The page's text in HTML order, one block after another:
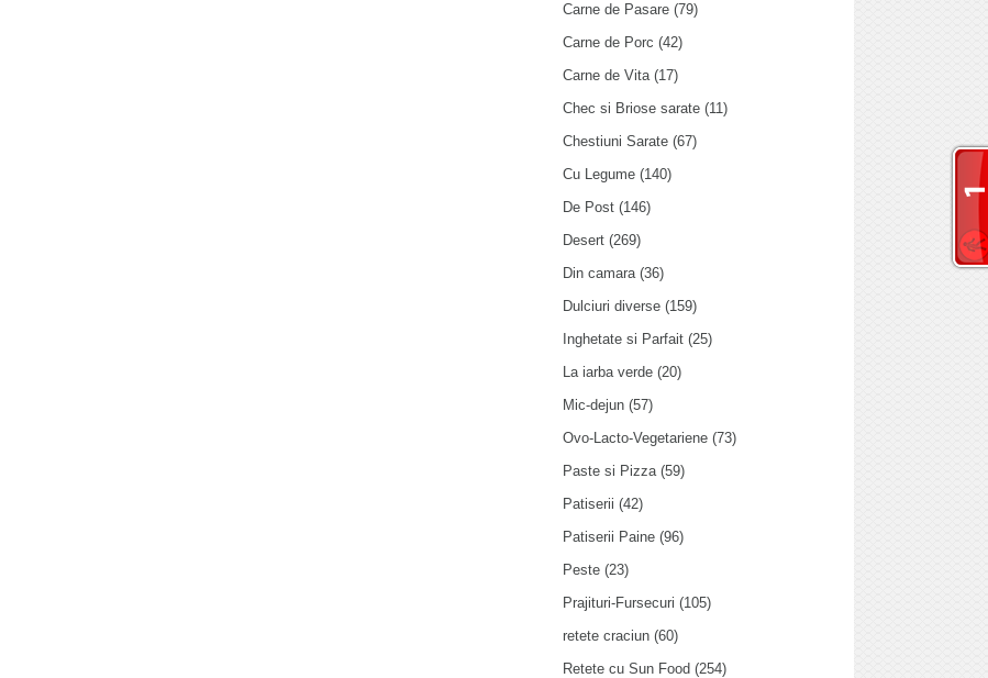
Carne de Pasare (79)
Carne de Porc (42)
Carne de Vita(17)
Chec si Briose sarate (11)
Chestiuni Sarate (67)
Cu Legume (140)
De Post (146)
Desert (269)
Din camara(36)
Dulciuri diverse (159)
Inghetate si Parfait (25)
La iarba verde (20)
Mic-dejun (57)
Ovo-Lacto-Vegetariene (73)
Paste si Pizza(59)
Patiserii (42)
Patiserii Paine (96)
Peste (23)
Prajituri-Fursecuri (105)
retete craciun (60)
Retete cu Sun Food (254)